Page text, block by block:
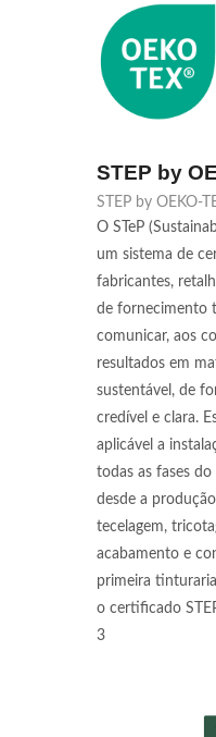
STEP by
STEP by OEKO-
O STeP
um sistema de
fabricantes,
de fornecimento
comunicar, aos
resultados em
sustentável, de
credível e clara.
aplicável a
todas as fases
desde a
tecelagem,
acabamento e
primeira
o certificado
3